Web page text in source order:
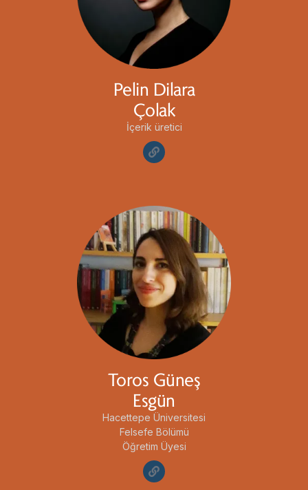
Pelin Dilara
Çolak
İçerik üretici
Toros Güneş
Esgün
Hacettepe Üniversitesi
Felsefe Bölümü
Öğretim Üyesi